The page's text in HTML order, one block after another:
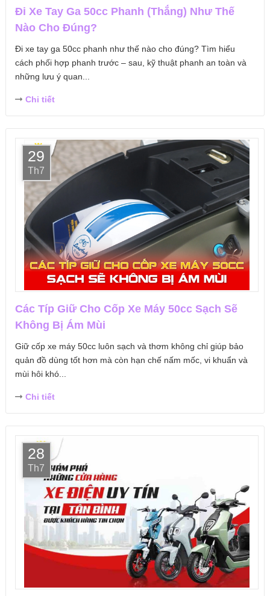
Đi Xe Tay Ga 50cc Phanh (Thắng) Như Thế
Nào Cho Đúng?
Đi xe tay ga 50cc phanh như thế nào cho đúng? Tìm hiểu
cách phối hợp phanh trước – sau, kỹ thuật phanh an toàn và
những lưu ý quan...
Chi tiết
29
Th7
Các Típ Giữ Cho Cốp Xe Máy 50cc Sạch Sẽ
Không Bị Ám Mùi
Giữ cốp xe máy 50cc luôn sạch và thơm không chỉ giúp bảo
quản đồ dùng tốt hơn mà còn hạn chế nấm mốc, vi khuẩn và
mùi hôi khó...
Chi tiết
28
Th7